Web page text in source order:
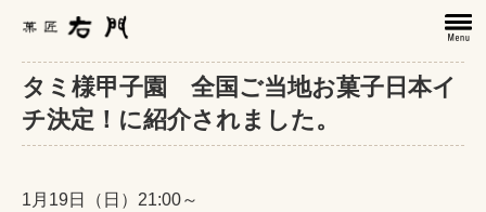
タミ様甲子園 全国ご当地お菓子日本イ
チ決定！に紹介されました。
1月19日（日）21:00～